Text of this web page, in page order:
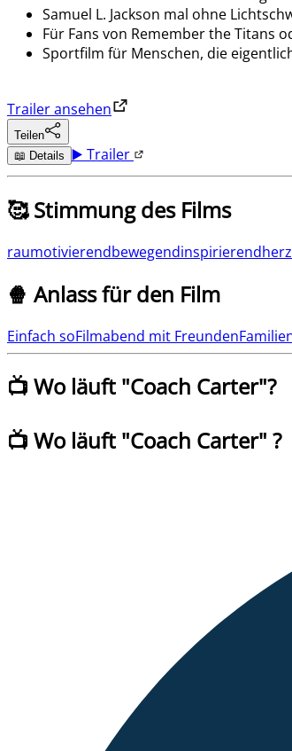
Samuel L. Jackson mal ohne
Für Fans von Remember the Titans
Sportfilm für Menschen, die
Trailer ansehen
Teilen
📖 Details ▶️ Trailer
🥰 Stimmung des Films
raumotivierendbewegendinspirierend
🍿 Anlass für den Film
Einfach soFilmabend mit Freunden
📺 Wo läuft "Coach Carter"?
📺 Wo läuft "Coach Carter" ?